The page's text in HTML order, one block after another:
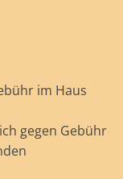
im Haus
gegen Gebühr